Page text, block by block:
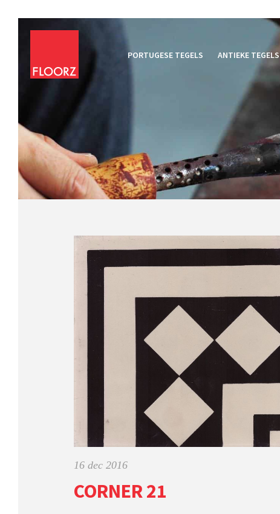
PORTUGESE TEGELS ANTIEKE TEGELS
16 dec 2016
CORNER 21